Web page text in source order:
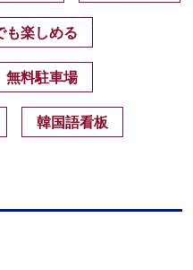
も楽しめる
無料駐車場
韓国語看板